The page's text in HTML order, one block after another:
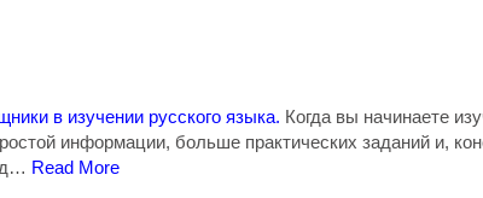
в изучении русского языка. Когда вы начинаете
информации, больше практических заданий и,
Read More